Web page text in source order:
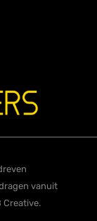
vanuit
Creative.